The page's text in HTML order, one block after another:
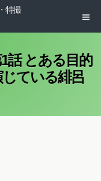
特撮
話 とある目的
ている緋呂